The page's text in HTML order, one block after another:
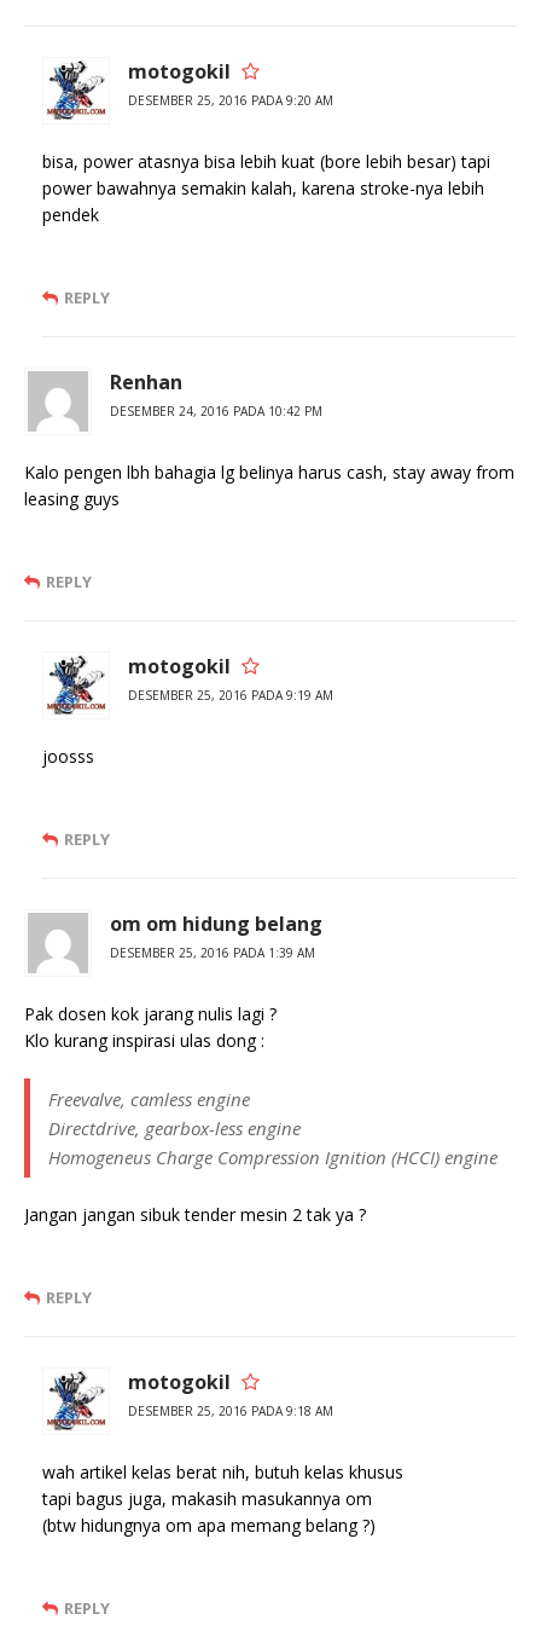
motogokil
DESEMBER 25, 2016 PADA 9:20 AM
bisa, power atasnya bisa lebih kuat (bore lebih besar) tapi
power bawahnya semakin kalah, karena stroke-nya lebih
pendek
REPLY
Renhan
DESEMBER 24, 2016 PADA 10:42 PM
Kalo pengen lbh bahagia lg belinya harus cash, stay away from
leasing guys
REPLY
motogokil
DESEMBER 25, 2016 PADA 9:19 AM
joosss
REPLY
om om hidung belang
DESEMBER 25, 2016 PADA 1:39 AM
Pak dosen kok jarang nulis lagi ?
Klo kurang inspirasi ulas dong :
Freevalve, camless engine
Directdrive, gearbox-less engine
Homogeneus Charge Compression Ignition (HCCI) engine
Jangan jangan sibuk tender mesin 2 tak ya ?
REPLY
motogokil
DESEMBER 25, 2016 PADA 9:18 AM
wah artikel kelas berat nih, butuh kelas khusus
tapi bagus juga, makasih masukannya om
(btw hidungnya om apa memang belang ?)
REPLY